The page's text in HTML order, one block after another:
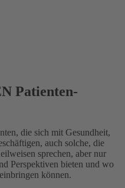
Patienten-
die sich mit Gesundheit,
auch solche, die
sprechen, aber nur
Perspektiven bieten und wo
können.